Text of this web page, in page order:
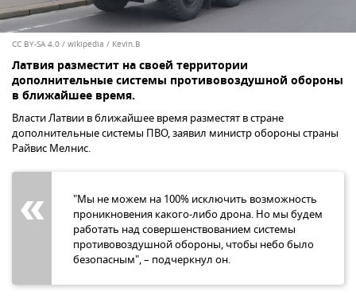
CC BY-SA 4.0 / wikipedia / Kevin.B
Латвия разместит на своей территории
дополнительные системы противовоздушной обороны
в ближайшее время.
Власти Латвии в ближайшее время разместят в стране
дополнительные системы ПВО, заявил министр обороны страны
Райвис Мелнис.
"Мы не можем на 100% исключить возможность
проникновения какого-либо дрона. Но мы будем
работать над совершенствованием системы
противовоздушной обороны, чтобы небо было
безопасным", – подчеркнул он.